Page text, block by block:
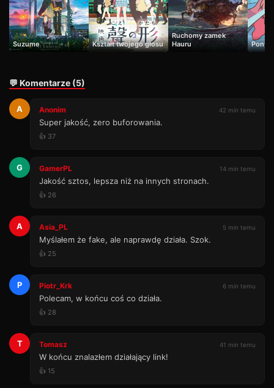
Suzume Kształt twojego głosu
Ruchomy zamek
Hauru
Ponyo
💬 Komentarze (5)
A Anonim 42 min temu
Super jakość, zero buforowania.
👍 37
G GamerPL 14 min temu
Jakość sztos, lepsza niż na innych stronach.
👍 26
A Asia_PL 5 min temu
Myślałem że fake, ale naprawdę działa. Szok.
👍 25
P Piotr_Krk 6 min temu
Polecam, w końcu coś co działa.
👍 28
T Tomasz 41 min temu
W końcu znalazłem działający link!
👍 15